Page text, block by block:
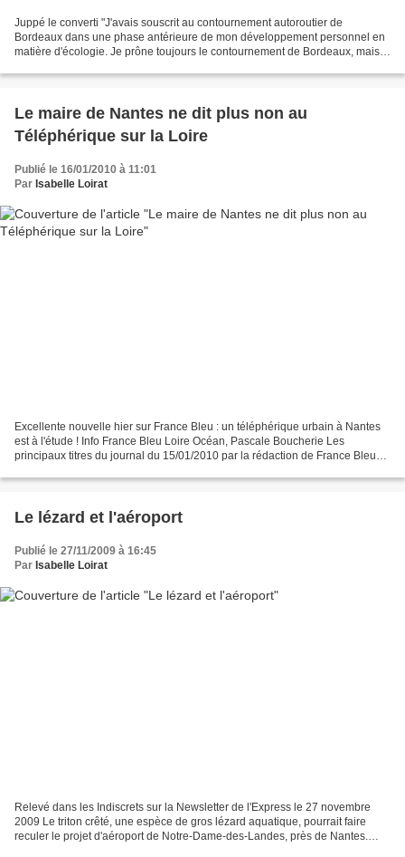
Juppé le converti "J'avais souscrit au contournement autoroutier de
Bordeaux dans une phase antérieure de mon développement personnel en
matière d'écologie. Je prône toujours le contournement de Bordeaux, mais
Le maire de Nantes ne dit plus non au
Téléphérique sur la Loire
Publié le 16/01/2010 à 11:01
Par Isabelle Loirat
Excellente nouvelle hier sur France Bleu : un téléphérique urbain à Nantes
est à l'étude ! Info France Bleu Loire Océan, Pascale Boucherie Les
principaux titres du journal du 15/01/2010 par la rédaction de France Bleu
Le lézard et l'aéroport
Publié le 27/11/2009 à 16:45
Par Isabelle Loirat
Relevé dans les Indiscrets sur la Newsletter de l'Express le 27 novembre
2009 Le triton crêté, une espèce de gros lézard aquatique, pourrait faire
reculer le projet d'aéroport de Notre-Dame-des-Landes, près de Nantes.